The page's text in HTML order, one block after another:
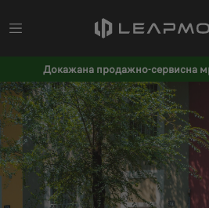
Докажана продажно-сервисна